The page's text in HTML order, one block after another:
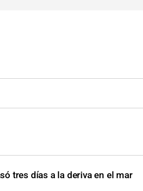
tres días a la deriva en el mar